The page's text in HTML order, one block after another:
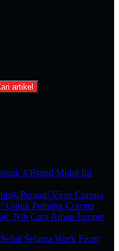
artikel
4 Brand Mobil Ini
Perangi Virus Corona
Untuk Pejuang Corona
Nih Cara Aman Jumper
Selama Work From